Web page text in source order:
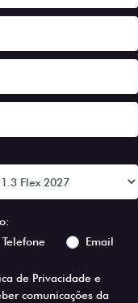
Telefone Email
de Privacidade e
comunicações da